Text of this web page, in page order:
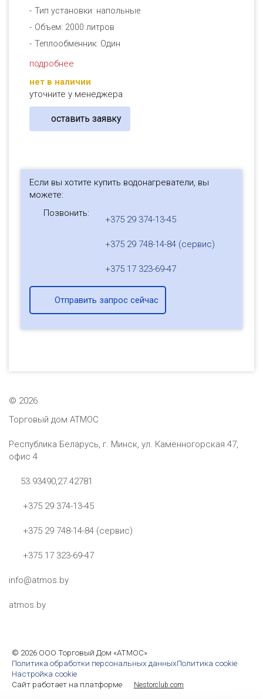
Тип установки: напольные
Объем: 2000 литров
Теплообменник: Один
подробнее
нет в наличии
уточните у менеджера
оставить заявку
Если вы хотите купить водонагреватели, вы
можете:
Позвонить:
+375 29 374-13-45
+375 29 748-14-84 (сервис)
+375 17 323-69-47
Отправить запрос сейчас
© 2026
Торговый дом АТМОС
Республика Беларусь, г. Минск, ул. Каменногорская 47,
офис 4
53.93490,27.42781
+375 29 374-13-45
+375 29 748-14-84 (сервис)
+375 17 323-69-47
info@atmos.by
atmos.by
© 2026 ООО Торговый Дом «АТМОС»
Политика обработки персональных данныхПолитика cookie
Настройка cookie
Сайт работает на платформе
Nestorclub.com